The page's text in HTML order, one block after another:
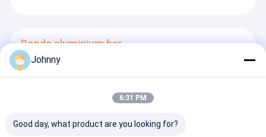
Ronde aluminium bar
1050-H14 Puur aluminium ronde staaf met 61% IACS
Elektriciteitsgeleidbaarheid Hoge zuiverheid 99,50%
2017-T4 Ronde aluminium staaf met hoge
Koud getrokken ronde aluminiumstaaf met een
Johnny
6:31 PM
Good day, what product are you looking for?